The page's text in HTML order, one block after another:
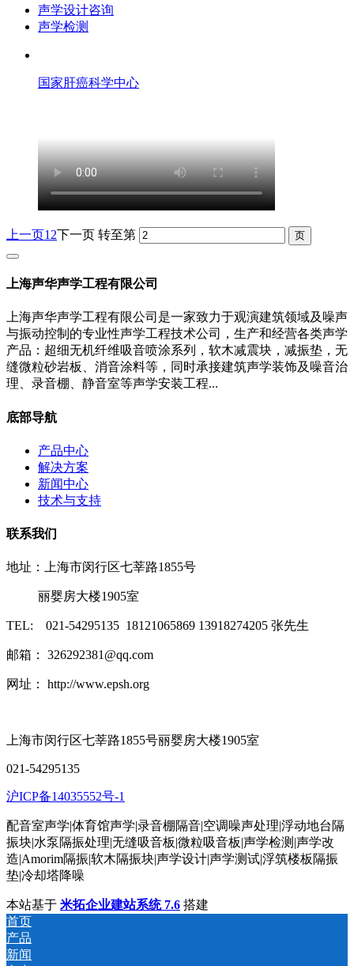
声学设计咨询
声学检测
国家肝癌科学中心
上一页1 2下一页 转至第
上海声华声学工程有限公司
上海声华声学工程有限公司是一家致力于观演建筑领域及噪声
与振动控制的专业性声学工程技术公司，生产和经营各类声学
产品：超细无机纤维吸音喷涂系列，软木减震块，减振垫，无
缝微粒砂岩板、消音涂料等，同时承接建筑声学装饰及噪音治
理、录音棚、静音室等声学安装工程...
底部导航
产品中心
解决方案
新闻中心
技术与支持
联系我们
地址：上海市闵行区七莘路1855号
丽婴房大楼1905室
TEL: 021-54295135 18121065869 13918274205 张先生
邮箱： 326292381@qq.com
网址： http://www.epsh.org
上海市闵行区七莘路1855号丽婴房大楼1905室
021-54295135
沪ICP备14035552号-1
配音室声学|体育馆声学|录音棚隔音|空调噪声处理|浮动地台隔
振块|水泵隔振处理|无缝吸音板|微粒吸音板|声学检测|声学改
造|Amorim隔振|软木隔振块|声学设计|声学测试|浮筑楼板隔振
垫|冷却塔降噪
本站基于 米拓企业建站系统 7.6 搭建
首页
产品
新闻